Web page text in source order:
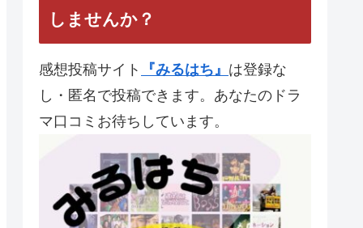
しませんか？
感想投稿サイト 『みるはち』 は登録な
し・匿名で投稿できます。あなたのドラ
マ口コミお待ちしています。